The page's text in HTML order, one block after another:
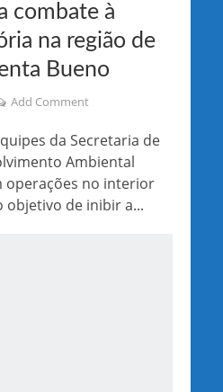
combate à
na região de
Bueno
Add Comment
da Secretaria de
Ambiental
operações no interior
objetivo de inibir a...